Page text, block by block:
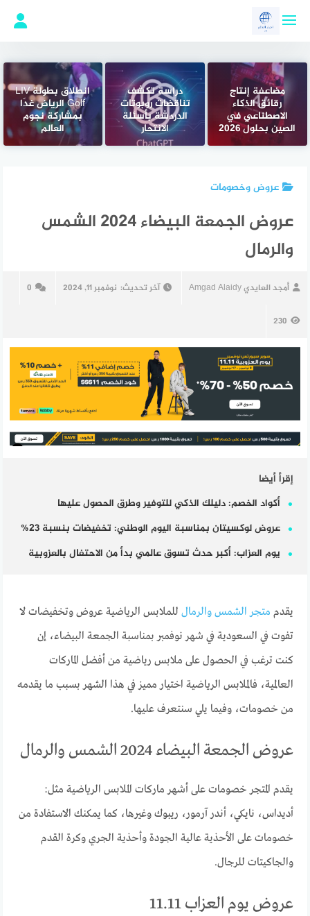
مضاعفة إنتاج
رقائق الذكاء
الاصطناعي في
الصين بحلول 2026
دراسة تكشف
تناقضات روبوتات
الدردشة بأسئلة
الانتحار
انطلاق بطولة LIV
Golf الرياض غدًا
بمشاركة نجوم
العالم
عروض وخصومات
عروض الجمعة البيضاء 2024 الشمس
والرمال
أمجد العايدي Amgad Alaidy آخر تحديث: نوفمبر 11, 2024 0
230
إقرأ أيضا
أكواد الخصم: دليلك الذكي للتوفير وطرق الحصول عليها
عروض لوكسيتان بمناسبة اليوم الوطني: تخفيضات بنسبة 23%
يوم العزاب: أكبر حدث تسوق عالمي بدأ من الاحتفال بالعزوبية
يقدم متجر الشمس والرمال للملابس الرياضية عروض وتخفيضات لا
تفوت في السعودية في شهر نوفمبر بمناسبة الجمعة البيضاء، إن
كنت ترغب في الحصول على ملابس رياضية من أفضل الماركات
العالمية، فالملابس الرياضية اختيار مميز في هذا الشهر بسبب ما يقدمه
من خصومات، وفيما يلي سنتعرف عليها.
عروض الجمعة البيضاء 2024 الشمس والرمال
يقدم المتجر خصومات على أشهر ماركات الملابس الرياضية مثل:
أديداس، نايكي، أندر آرمور، ريبوك وغيرها، كما يمكنك الاستفادة من
خصومات على الأحذية عالية الجودة وأحذية الجري وكرة القدم
والجاكيتات للرجال.
عروض يوم العزاب 11.11